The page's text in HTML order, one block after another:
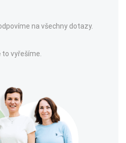
na všechny dotazy.
to vyřešíme.